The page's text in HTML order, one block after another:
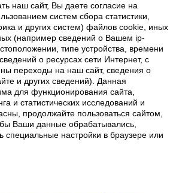
наш cайт, Вы даете согласие на
систем сбора статистики,
и других систем) файлов cookie, иных
(например сведений о Вашем ip-
типе устройства, времени
о ресурсах сети Интернет, с
переходы на наш сайт, сведения о
и других сведений). Данная
для функционирования сайта,
и статистических исследований и
продолжайте пользоваться сайтом,
Ваши данные обрабатывались,
специальные настройки в браузере или